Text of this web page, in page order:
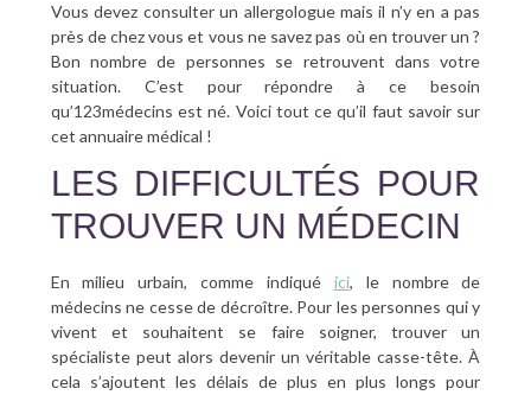
Vous devez consulter un allergologue mais il n’y en a pas
près de chez vous et vous ne savez pas où en trouver un ?
Bon nombre de personnes se retrouvent dans votre
situation. C’est pour répondre à ce besoin
qu’123médecins est né. Voici tout ce qu’il faut savoir sur
cet annuaire médical !
LES DIFFICULTÉS POUR
TROUVER UN MÉDECIN
En milieu urbain, comme indiqué ici, le nombre de
médecins ne cesse de décroître. Pour les personnes qui y
vivent et souhaitent se faire soigner, trouver un
spécialiste peut alors devenir un véritable casse-tête. À
cela s’ajoutent les délais de plus en plus longs pour